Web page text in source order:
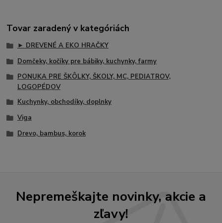
Tovar zaradený v kategóriách
► DREVENÉ A EKO HRAČKY
Domčeky, kočíky pre bábiky, kuchynky, farmy
PONUKA PRE ŠKÔLKY, ŠKOLY, MC, PEDIATROV,
LOGOPÉDOV
Kuchynky, obchodíky, doplnky
Viga
Drevo, bambus, korok
Nepremeškajte novinky, akcie a
zľavy!